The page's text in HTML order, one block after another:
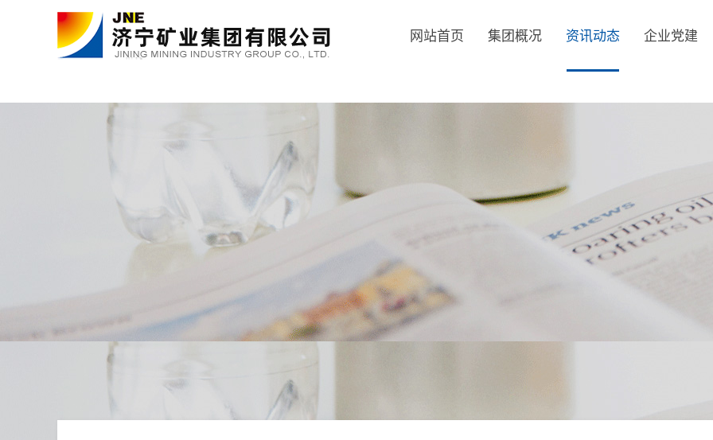
金年会金字招牌诚信
网站首页 集团概况 资讯动态 企业党建